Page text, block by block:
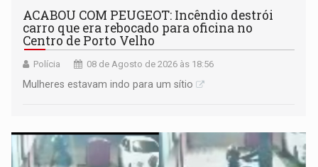
ACABOU COM PEUGEOT: Incêndio destrói
carro que era rebocado para oficina no
Centro de Porto Velho
Polícia 08 de Agosto de 2026 às 18:56
Mulheres estavam indo para um sítio